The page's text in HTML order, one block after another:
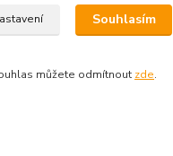
Souhlasím
můžete odmítnout zde.